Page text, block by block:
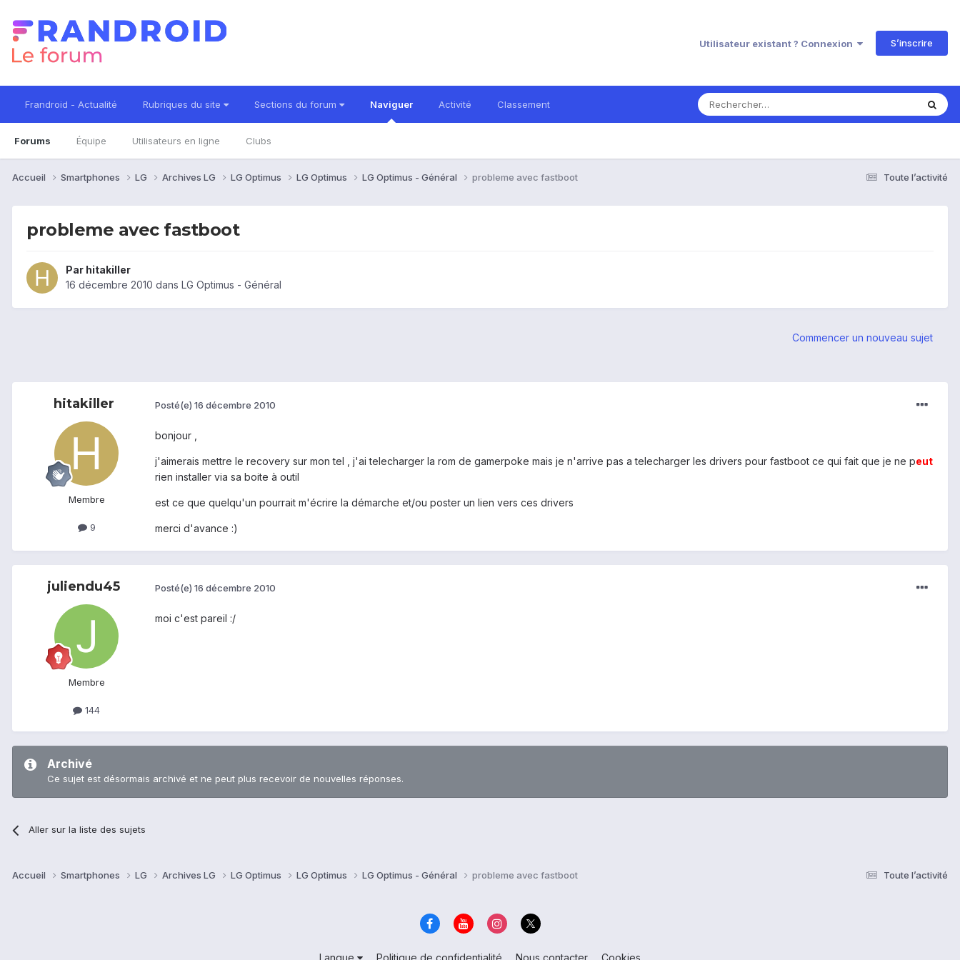
Utilisateur existant ? Connexion S’inscrire
Frandroid - Actualité Rubriques du site Sections du forum Naviguer
Forums Équipe Utilisateurs en ligne Clubs
Activité Classement
Toute l’activité
Accueil Smartphones LG Archives LG LG Optimus LG Optimus LG Optimus - Général probleme avec fastboot
probleme avec fastboot
Par hitakiller
16 décembre 2010 dans LG Optimus - Général
Commencer un nouveau sujet
hitakiller
Membre
9
Posté(e) 16 décembre 2010
bonjour ,
j'aimerais mettre le recovery sur mon tel , j'ai telecharger la rom de gamerpoke mais je n'arrive pas a telecharger les drivers pour fastboot ce qui fait que je ne peut
rien installer via sa boite à outil
est ce que quelqu'un pourrait m'écrire la démarche et/ou poster un lien vers ces drivers
merci d'avance :)
juliendu45
Membre
144
Posté(e) 16 décembre 2010
moi c'est pareil :/
Archivé
Ce sujet est désormais archivé et ne peut plus recevoir de nouvelles réponses.
Aller sur la liste des sujets
Toute l’activité
Accueil Smartphones LG Archives LG LG Optimus LG Optimus LG Optimus - Général probleme avec fastboot
Langue Politique de confidentialité Nous contacter Cookies